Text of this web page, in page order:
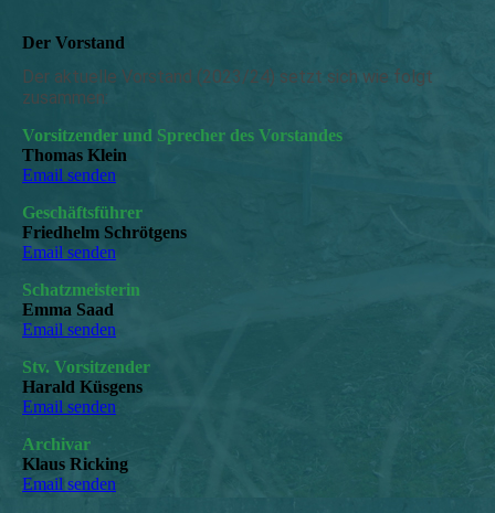
Der Vorstand
Der aktuelle Vorstand (2023/24) setzt sich wie folgt
zusammen:
Vorsitzender und Sprecher des Vorstandes
Thomas Klein
Email senden
Geschäftsführer
Friedhelm Schrötgens
Email senden
Schatzmeisterin
Emma Saad
Email senden
Stv. Vorsitzender
Harald Küsgens
Email senden
Archivar
Klaus Ricking
Email senden